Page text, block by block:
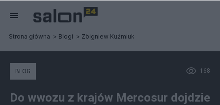
Strona główna Blogi Zbigniew Kuźmiuk
168
BLOG
Do wwozu z krajów Mercosur dojdzie